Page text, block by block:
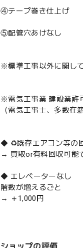
④テープ巻き仕上げ
⑤配管穴あけなし
※標準工事以外に関し
※電気工事業 建設業許
（電気工事士、多数在籍
◆ ♻️既存エアコン等の
→ 買取or有料回収可能
◆ エレベーターなし
階数が増えるごと
→ ＋1,000円